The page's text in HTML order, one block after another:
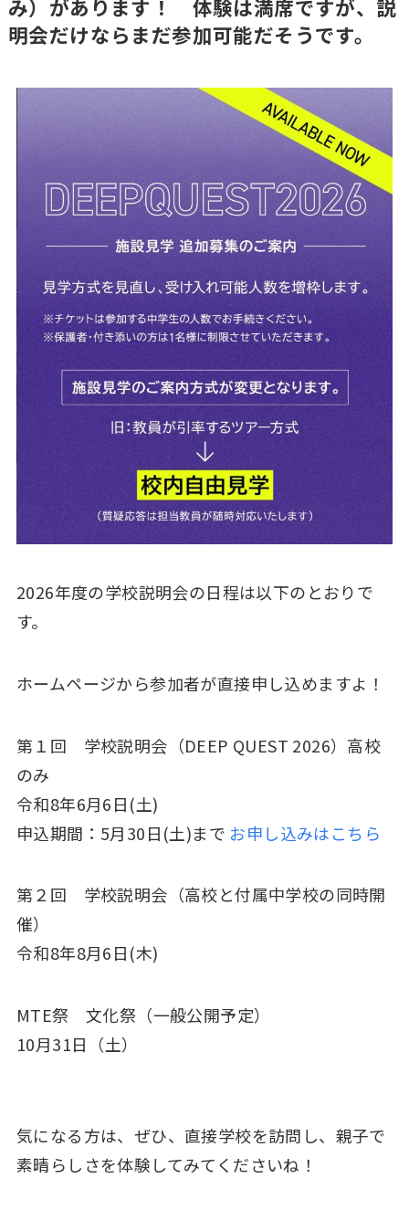
み）があります！ 体験は満席ですが、説
明会だけならまだ参加可能だそうです。
2026年度の学校説明会の日程は以下のとおりで
す。
ホームページから参加者が直接申し込めますよ！
第１回 学校説明会（DEEP QUEST 2026）高校
のみ
令和8年6月6日(土)
申込期間：5月30日(土)まで お申し込みはこちら
第２回 学校説明会（高校と付属中学校の同時開
催）
令和8年8月6日(木)
MTE祭 文化祭（一般公開予定）
10月31日（土）
気になる方は、ぜひ、直接学校を訪問し、親子で
素晴らしさを体験してみてくださいね！